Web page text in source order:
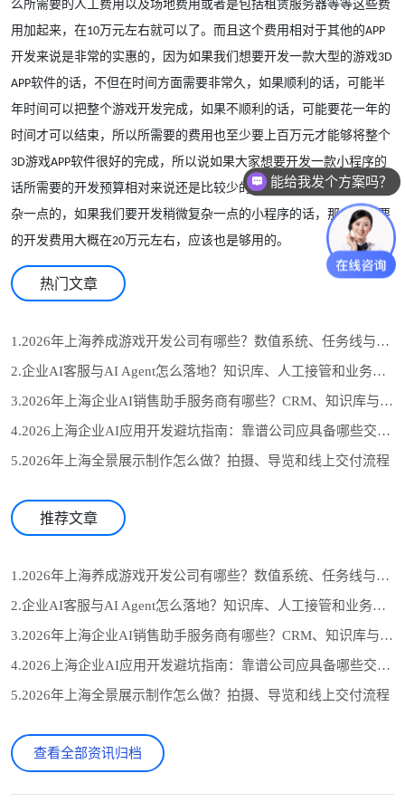
么所需要的人工费用以及场地费用或者是包括租赁服务器等等这些费
用加起来，在10万元左右就可以了。而且这个费用相对于其他的APP
开发来说是非常的实惠的，因为如果我们想要开发一款大型的游戏3D
APP软件的话，不但在时间方面需要非常久，如果顺利的话，可能半
年时间可以把整个游戏开发完成，如果不顺利的话，可能要花一年的
时间才可以结束，所以所需要的费用也至少要上百万元才能够将整个
3D游戏APP软件很好的完成，所以说如果大家想要开发一款小程序的
话所需要的开发预算相对来说还是比较少的。当然小程序也有稍微复
杂一点的，如果我们要开发稍微复杂一点的小程序的话，那么所需要
的开发费用大概在20万元左右，应该也是够用的。
热门文章
1.2026年上海养成游戏开发公司有哪些？数值系统、任务线与长期运营怎么选
2.企业AI客服与AI Agent怎么落地？知识库、人工接管和业务系统对接流程
3.2026年上海企业AI销售助手服务商有哪些？CRM、知识库与自动跟进怎么选
4.2026上海企业AI应用开发避坑指南：靠谱公司应具备哪些交付证据？
5.2026年上海全景展示制作怎么做？拍摄、导览和线上交付流程
推荐文章
1.2026年上海养成游戏开发公司有哪些？数值系统、任务线与长期运营怎么选
2.企业AI客服与AI Agent怎么落地？知识库、人工接管和业务系统对接流程
3.2026年上海企业AI销售助手服务商有哪些？CRM、知识库与自动跟进怎么选
4.2026上海企业AI应用开发避坑指南：靠谱公司应具备哪些交付证据？
5.2026年上海全景展示制作怎么做？拍摄、导览和线上交付流程
查看全部资讯归档
能给我发个方案吗？